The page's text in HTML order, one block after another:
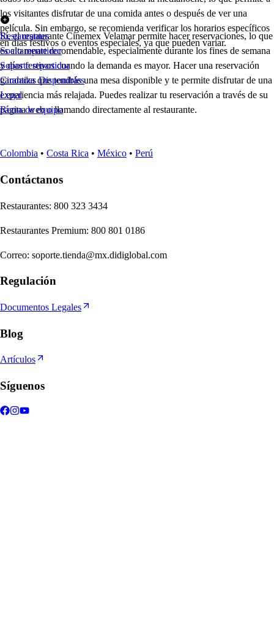
los visitantes disfrutar de una comida antes o después de ver una
película. Sin embargo, se recomienda verificar los horarios específicos
en días festivos o eventos especiales, ya que pueden variar.
Sí, el restaurante Cinemex Velamar permite hacer reservaciones, lo que
es altamente recomendable, especialmente durante los fines de semana
y días festivos cuando la demanda es mayor. Hacer una reservación
garantiza que tendrás una mesa disponible y te permite disfrutar de una
experiencia más relajada. Puedes realizar tu reservación a través de su
página web o llamando directamente al restaurante.
Restaurantes
Socio repartidor
Soporte repartidor
Ciudades Disponibles
Legal
Renta de equipo
Colombia • Costa Rica • México • Perú
Contáctanos
Restaurantes: 800 323 3434
Restaurantes Premium: 800 801 0186
Correo: soporte.tienda@mx.didiglobal.com
Regulación
Documentos Legales
Blog
Artículos
Síguenos